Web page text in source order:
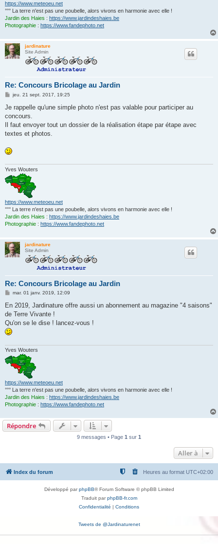
https://www.meteoeu.net
°°° La terre n'est pas une poubelle, alors vivons en harmonie avec elle !
Jardin des Haies : https://www.jardindeshaies.be
Photographie : https://www.fandephoto.net
jardinature
Site Admin
Re: Concours Bricolage au Jardin
M
s
a
g
jeu. 21 sept. 2017, 19:25
Je rappelle qu'une simple photo n'est pas valable pour participer au
concours.
Il faut envoyer tout un dossier de la réalisation étape par étape avec
textes et photos.
Yves Wouters
https://www.meteoeu.net
°°° La terre n'est pas une poubelle, alors vivons en harmonie avec elle !
Jardin des Haies : https://www.jardindeshaies.be
Photographie : https://www.fandephoto.net
jardinature
Site Admin
Re: Concours Bricolage au Jardin
M
s
a
g
mar. 01 janv. 2019, 12:09
En 2019, Jardinature offre aussi un abonnement au magazine "4 saisons"
de Terre Vivante !
Qu'on se le dise ! lancez-vous !
Yves Wouters
https://www.meteoeu.net
°°° La terre n'est pas une poubelle, alors vivons en harmonie avec elle !
Jardin des Haies : https://www.jardindeshaies.be
Photographie : https://www.fandephoto.net
Répondre
9 messages • Page 1 sur 1
Aller à
Index du forum Heures au format UTC+02:00
Développé parphpBB® Forum Software © phpBB Limited
Traduit parphpBB-fr.com
Confidentialité | Conditions
Tweets de @Jardinaturenet